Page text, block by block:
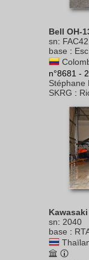
Bell OH-
sn:
base :
n°8681 -
Stéphane
SKRG :
sn: 2040
base :